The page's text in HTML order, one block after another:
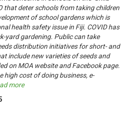
that deter schools from taking children
of school gardens which is
health safety issue in Fiji. COVID has
yard gardening. Public can take
distribution initiatives for short- and
include new varieties of seeds and
on MOA website and Facebook page.
high cost of doing business, e-
more